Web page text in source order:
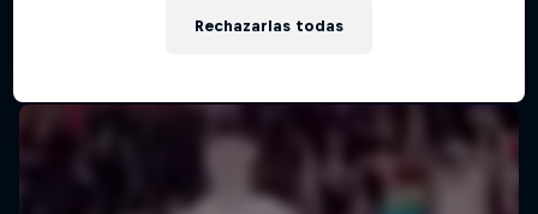
Rechazarlas todas